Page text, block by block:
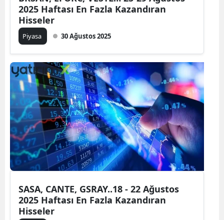
2025 Haftası En Fazla Kazandıran
Hisseler
Piyasa 30 Ağustos 2025
SASA, CANTE, GSRAY..18 - 22 Ağustos
2025 Haftası En Fazla Kazandıran
Hisseler